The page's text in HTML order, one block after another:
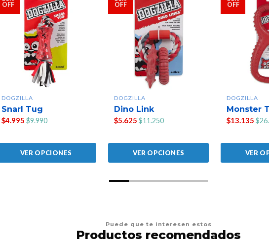
OFF
DOGZILLA
Snarl Tug
$4.995 $9.990
VER OPCIONES
OFF
DOGZILLA
Dino Link
$5.625 $11.250
VER OPCIONES
OFF
DOGZILLA
Monster
$13.135
VER
Puede que te interesen estos
Productos recomendados